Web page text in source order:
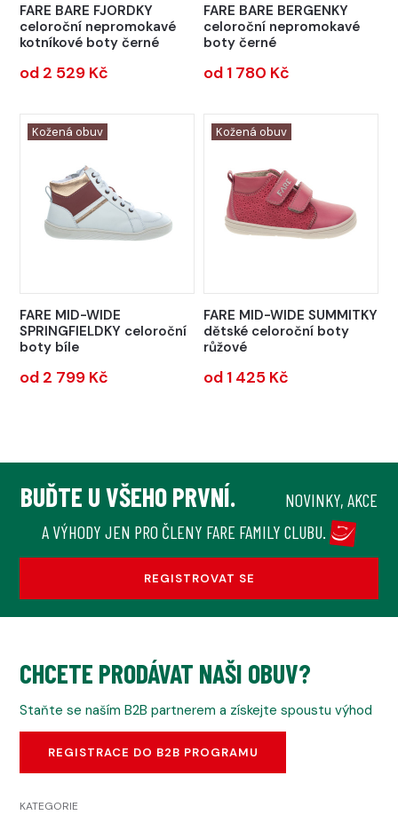
FARE BARE FJORDKY
celoroční nepromokavé
kotníkové boty černé
od 2 529 Kč
FARE BARE BERGENKY
celoroční nepromokavé
boty černé
od 1 780 Kč
Kožená obuv
FARE MID-WIDE
SPRINGFIELDKY celoroční
boty bíle
od 2 799 Kč
Kožená obuv
FARE MID-WIDE SUMMITKY
dětské celoroční boty
růžové
od 1 425 Kč
BUĎTE U VŠEHO PRVNÍ.
NOVINKY, AKCE
A VÝHODY JEN PRO ČLENY FARE FAMILY CLUBU.
REGISTROVAT SE
CHCETE PRODÁVAT NAŠI OBUV?
Staňte se naším B2B partnerem a získejte spoustu výhod
REGISTRACE DO B2B PROGRAMU
KATEGORIE